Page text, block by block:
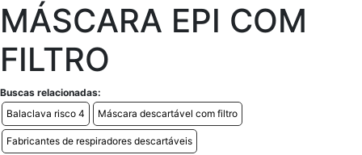
MÁSCARA EPI COM
FILTRO
Buscas relacionadas:
Balaclava risco 4
Máscara descartável com filtro
Fabricantes de respiradores descartáveis